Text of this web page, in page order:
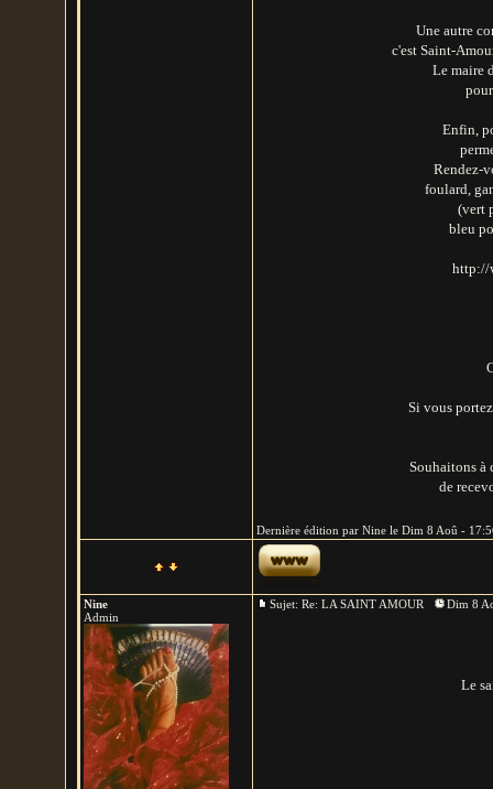
Une autre
c'est Saint-
Le maire
Enfin,
Rendez-
foulard,
(vert
bleu
http://
Si vous
Souhaitons à
de
Dernière édition par Nine le Dim 8 Aoû -
Nine
Admin
Sujet: Re: LA SAINT AMOUR Dim 8
Le